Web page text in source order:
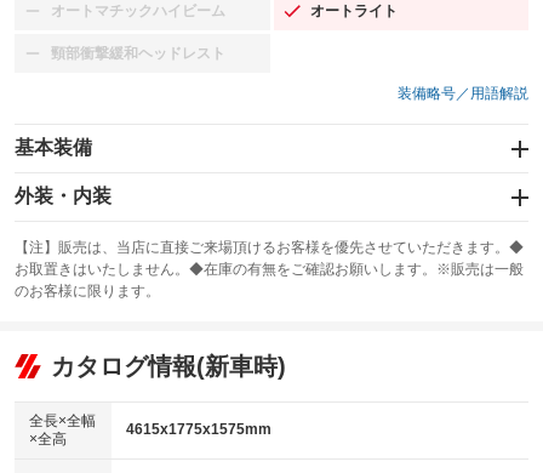
オートマチックハイビーム
：装備なし オートライト
：装備あり
頸部衝撃緩和ヘッドレスト
：装備なし
装備略号／用語解説
基本装備
エアバッグ：運転席/助手席/サイド
：装備あり
：装備なし
サンルーフ
：装備なし ABS
リフトアップ
：装備なし
：装備なし
パワーウィンドウ
外装・内装
カーナビ：メモリーナビ他
：装備あり
TV：フルセグ
：装備あり
ビジュアル：-／DVD再生
：装備あり
：装備あり
革シート
【注】販売は、当店に直接ご来場頂けるお客様を優先させていただきます。◆
お取置きはいたしません。◆在庫の有無をご確認お願いします。※販売は一般
のお客様に限ります。
カタログ情報(新車時)
全長×全幅
×全高
4615x1775x1575mm